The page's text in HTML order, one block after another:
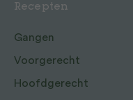
Recepten
Gangen
Voorgerecht
Hoofdgerecht